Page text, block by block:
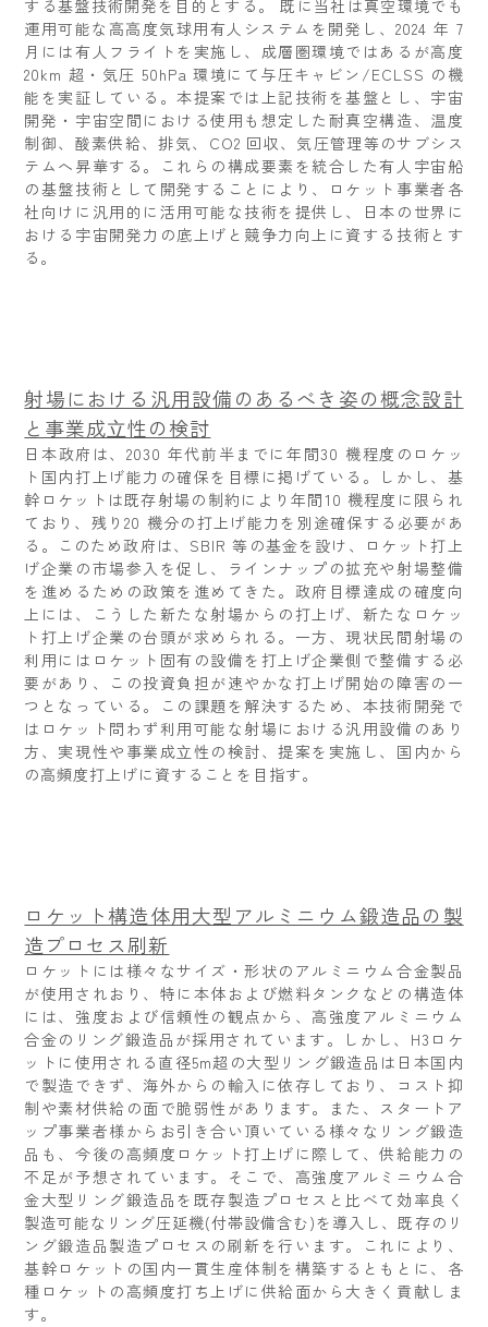
する基盤技術開発を目的とする。 既に当社は真空環境でも
運用可能な高高度気球用有人システムを開発し、2024 年 7
月には有人フライトを実施し、成層圏環境ではあるが高度
20km 超・気圧 50hPa 環境にて与圧キャビン/ECLSS の機
能を実証している。本提案では上記技術を基盤とし、宇宙
開発・宇宙空間における使用も想定した耐真空構造、温度
制御、酸素供給、排気、CO2 回収、気圧管理等のサブシス
テムへ昇華する。これらの構成要素を統合した有人宇宙船
の基盤技術として開発することにより、ロケット事業者各
社向けに汎用的に活用可能な技術を提供し、日本の世界に
おける宇宙開発力の底上げと競争力向上に資する技術とす
る。
射場における汎用設備のあるべき姿の概念設計
と事業成⽴性の検討
日本政府は、2030 年代前半までに年間30 機程度のロケッ
ト国内打上げ能力の確保を目標に掲げている。しかし、基
幹ロケットは既存射場の制約により年間10 機程度に限られ
ており、残り20 機分の打上げ能力を別途確保する必要があ
る。このため政府は、SBIR 等の基金を設け、ロケット打上
げ企業の市場参入を促し、ラインナップの拡充や射場整備
を進めるための政策を進めてきた。政府目標達成の確度向
上には、こうした新たな射場からの打上げ、新たなロケッ
ト打上げ企業の台頭が求められる。一方、現状民間射場の
利用にはロケット固有の設備を打上げ企業側で整備する必
要があり、この投資負担が速やかな打上げ開始の障害の一
つとなっている。この課題を解決するため、本技術開発で
はロケット問わず利用可能な射場における汎用設備のあり
方、実現性や事業成⽴性の検討、提案を実施し、国内から
の高頻度打上げに資することを目指す。
ロケット構造体用大型アルミニウム鍛造品の製
造プロセス刷新
ロケットには様々なサイズ・形状のアルミニウム合金製品
が使用されおり、特に本体および燃料タンクなどの構造体
には、強度および信頼性の観点から、高強度アルミニウム
合金のリング鍛造品が採用されています。しかし、H3ロケ
ットに使用される直径5m超の大型リング鍛造品は日本国内
で製造できず、海外からの輸入に依存しており、コスト抑
制や素材供給の面で脆弱性があります。また、スタートア
ップ事業者様からお引き合い頂いている様々なリング鍛造
品も、今後の高頻度ロケット打上げに際して、供給能力の
不足が予想されています。そこで、高強度アルミニウム合
金大型リング鍛造品を既存製造プロセスと比べて効率良く
製造可能なリング圧延機(付帯設備含む)を導入し、既存のリ
ング鍛造品製造プロセスの刷新を行います。これにより、
基幹ロケットの国内一貫生産体制を構築するともとに、各
種ロケットの高頻度打ち上げに供給面から大きく貢献しま
す。